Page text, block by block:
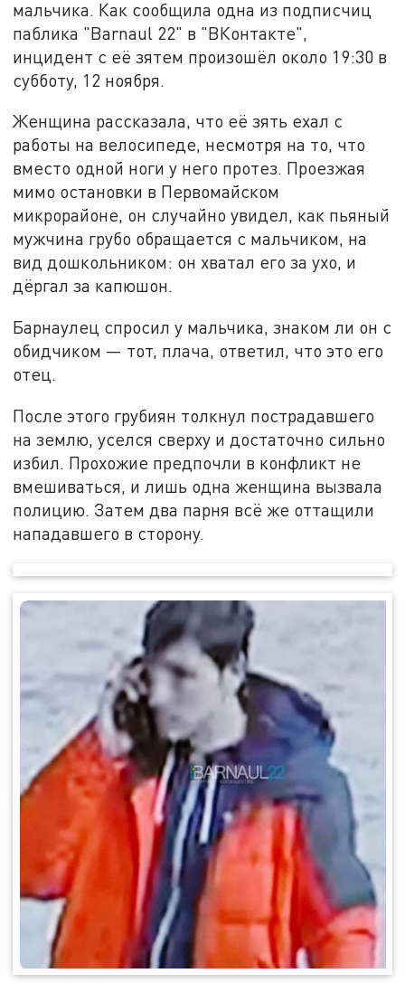
мальчика. Как сообщила одна из подписчиц
паблика "Barnaul 22" в "ВКонтакте",
инцидент с её зятем произошёл около 19:30 в
субботу, 12 ноября.
Женщина рассказала, что её зять ехал с
работы на велосипеде, несмотря на то, что
вместо одной ноги у него протез. Проезжая
мимо остановки в Первомайском
микрорайоне, он случайно увидел, как пьяный
мужчина грубо обращается с мальчиком, на
вид дошкольником: он хватал его за ухо, и
дёргал за капюшон.
Барнаулец спросил у мальчика, знаком ли он с
обидчиком — тот, плача, ответил, что это его
отец.
После этого грубиян толкнул пострадавшего
на землю, уселся сверху и достаточно сильно
избил. Прохожие предпочли в конфликт не
вмешиваться, и лишь одна женщина вызвала
полицию. Затем два парня всё же оттащили
нападавшего в сторону.